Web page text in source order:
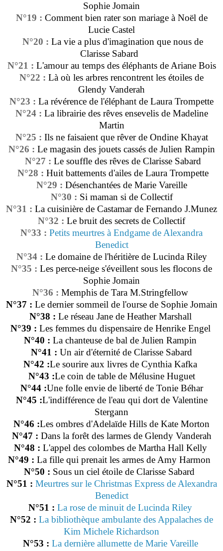
Sophie Jomain
N°19 : Comment bien rater son mariage à Noël de
Lucie Castel
N°20 : La vie a plus d'imagination que nous de
Clarisse Sabard
N°21 : L'amour au temps des éléphants de Ariane Bois
N°22 : Là où les arbres rencontrent les étoiles de
Glendy Vanderah
N°23 : La révérence de l'éléphant de Laura Trompette
N°24 : La librairie des rêves ensevelis de Madeline
Martin
N°25 : Ils ne faisaient que rêver de Ondine Khayat
N°26 : Le magasin des jouets cassés de Julien Rampin
N°27 : Le souffle des rêves de Clarisse Sabard
N°28 : Huit battements d'ailes de Laura Trompette
N°29 : Désenchantées de Marie Vareille
N°30 : Si maman si de Collectif
N°31 : La cuisinière de Castamar de Fernando J.Munez
N°32 : Le bruit des secrets de Collectif
N°33 : Petits meurtres à Endgame de Alexandra
Benedict
N°34 : Le domaine de l'héritière de Lucinda Riley
N°35 : Les perce-neige s'éveillent sous les flocons de
Sophie Jomain
N°36 : Memphis de Tara M.Stringfellow
N°37 : Le dernier sommeil de l'ourse de Sophie Jomain
N°38 : Le réseau Jane de Heather Marshall
N°39 : Les femmes du dispensaire de Henrike Engel
N°40 : La chanteuse de bal de Julien Rampin
N°41 : Un air d'éternité de Clarisse Sabard
N°42 :Le sourire aux livres de Cynthia Kafka
N°43 :Le coin de table de Mélusine Huguet
N°44 :Une folle envie de liberté de Tonie Béhar
N°45 :L'indifférence de l'eau qui dort de Valentine
Stergann
N°46 :Les ombres d'Adelaïde Hills de Kate Morton
N°47 : Dans la forêt des larmes de Glendy Vanderah
N°48 : L'appel des colombes de Martha Hall Kelly
N°49 : La fille qui prenait les armes de Amy Harmon
N°50 : Sous un ciel étoile de Clarisse Sabard
N°51 : Meurtres sur le Christmas Express de Alexandra
Benedict
N°51 : La rose de minuit de Lucinda Riley
N°52 : La bibliothèque ambulante des Appalaches de
Kim Michele Richardson
N°53 : La dernière allumette de Marie Vareille